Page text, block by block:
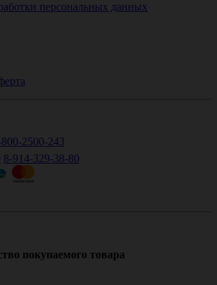
персональных данных
2500-243
8-914-329-38-80
покупаемого товара